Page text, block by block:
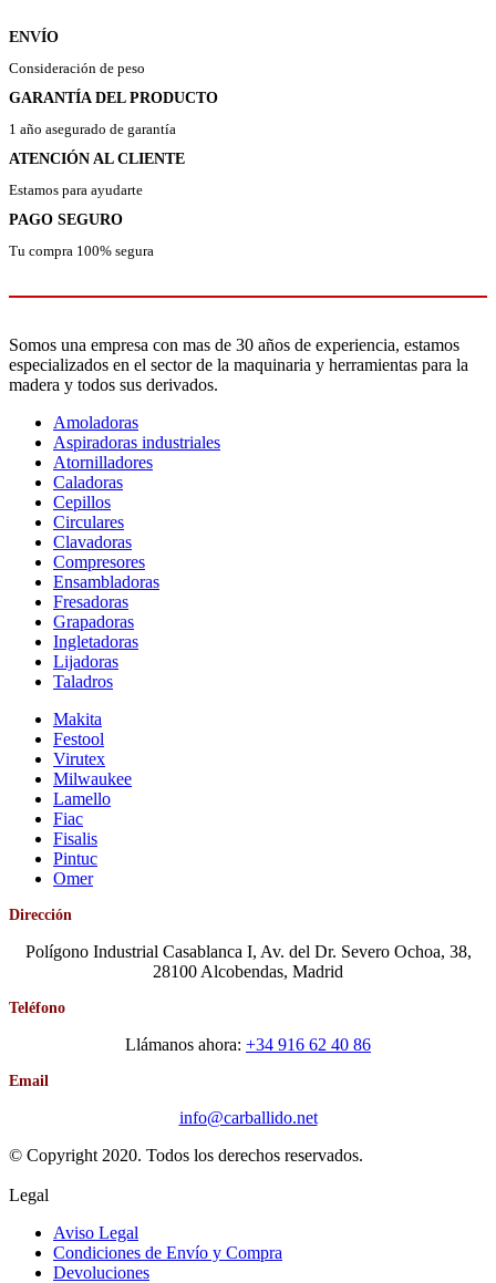
ENVÍO
Consideración de peso
GARANTÍA DEL PRODUCTO
1 año asegurado de garantía
ATENCIÓN AL CLIENTE
Estamos para ayudarte
PAGO SEGURO
Tu compra 100% segura
Somos una empresa con mas de 30 años de experiencia, estamos
especializados en el sector de la maquinaria y herramientas para la
madera y todos sus derivados.
Amoladoras
Aspiradoras industriales
Atornilladores
Caladoras
Cepillos
Circulares
Clavadoras
Compresores
Ensambladoras
Fresadoras
Grapadoras
Ingletadoras
Lijadoras
Taladros
Makita
Festool
Virutex
Milwaukee
Lamello
Fiac
Fisalis
Pintuc
Omer
Dirección
Polígono Industrial Casablanca I, Av. del Dr. Severo Ochoa, 38,
28100 Alcobendas, Madrid
Teléfono
Llámanos ahora: +34 916 62 40 86
Email
info@carballido.net
© Copyright 2020. Todos los derechos reservados.
Legal
Aviso Legal
Condiciones de Envío y Compra
Devoluciones